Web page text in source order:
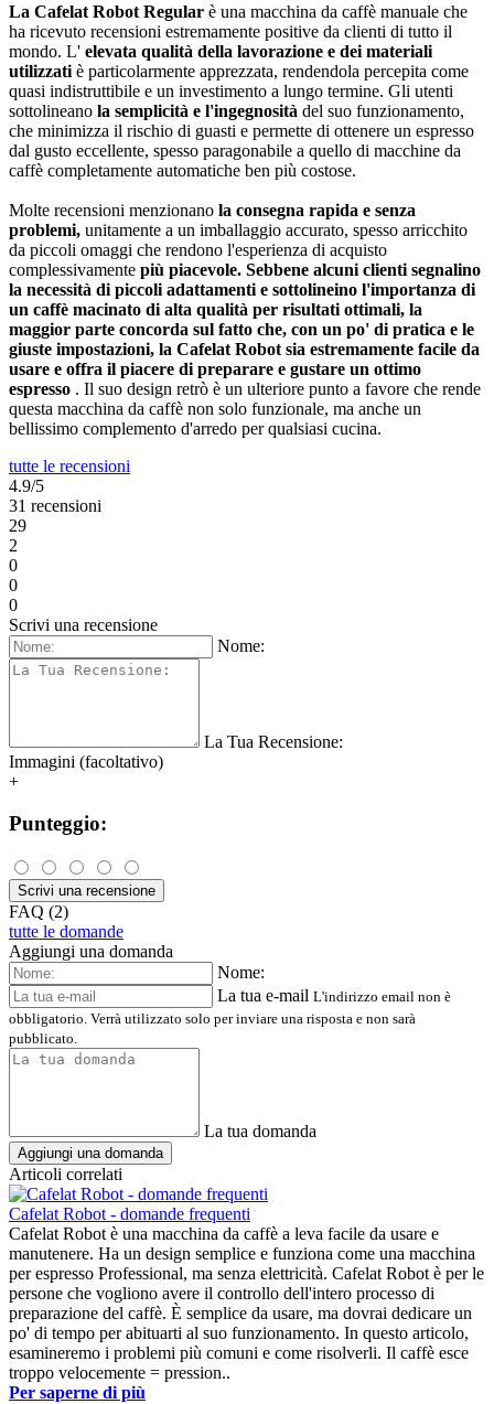
La Cafelat Robot Regular è una macchina da caffè manuale che
ha ricevuto recensioni estremamente positive da clienti di tutto il
mondo. L' elevata qualità della lavorazione e dei materiali
utilizzati è particolarmente apprezzata, rendendola percepita come
quasi indistruttibile e un investimento a lungo termine. Gli utenti
sottolineano la semplicità e l'ingegnosità del suo funzionamento,
che minimizza il rischio di guasti e permette di ottenere un espresso
dal gusto eccellente, spesso paragonabile a quello di macchine da
caffè completamente automatiche ben più costose.
Molte recensioni menzionano la consegna rapida e senza
problemi, unitamente a un imballaggio accurato, spesso arricchito
da piccoli omaggi che rendono l'esperienza di acquisto
complessivamente più piacevole. Sebbene alcuni clienti segnalino
la necessità di piccoli adattamenti e sottolineino l'importanza di
un caffè macinato di alta qualità per risultati ottimali, la
maggior parte concorda sul fatto che, con un po' di pratica e le
giuste impostazioni, la Cafelat Robot sia estremamente facile da
usare e offra il piacere di preparare e gustare un ottimo
espresso . Il suo design retrò è un ulteriore punto a favore che rende
questa macchina da caffè non solo funzionale, ma anche un
bellissimo complemento d'arredo per qualsiasi cucina.
tutte le recensioni
4.9/5
31 recensioni
29
2
0
0
0
Scrivi una recensione
Nome:
La Tua Recensione:
Immagini (facoltativo)
+
Punteggio:
Scrivi una recensione
FAQ (2)
tutte le domande
Aggiungi una domanda
Nome:
La tua e-mail L'indirizzo email non è
obbligatorio. Verrà utilizzato solo per inviare una risposta e non sarà
pubblicato.
La tua domanda
Aggiungi una domanda
Articoli correlati
Cafelat Robot - domande frequenti
Cafelat Robot è una macchina da caffè a leva facile da usare e
manutenere. Ha un design semplice e funziona come una macchina
per espresso Professional, ma senza elettricità. Cafelat Robot è per le
persone che vogliono avere il controllo dell'intero processo di
preparazione del caffè. È semplice da usare, ma dovrai dedicare un
po' di tempo per abituarti al suo funzionamento. In questo articolo,
esamineremo i problemi più comuni e come risolverli. Il caffè esce
troppo velocemente = pression..
Per saperne di più